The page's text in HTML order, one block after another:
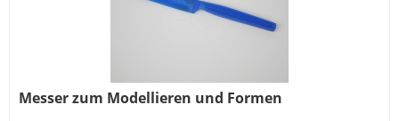
Messer zum Modellieren und Formen